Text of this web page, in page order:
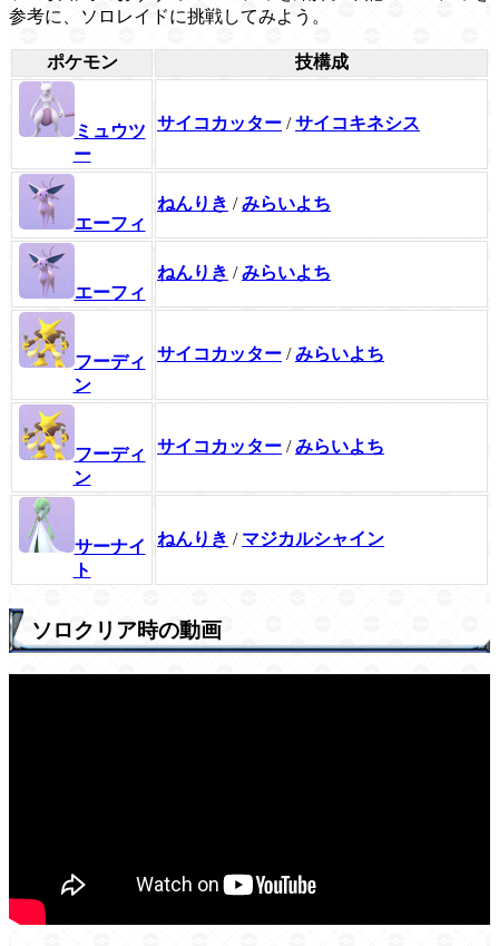
参考に、ソロレイドに挑戦してみよう。
ポケモン 技構成
ミュウツ
ー
サイコカッター /サイコキネシス
エーフィ
ねんりき /みらいよち
エーフィ
ねんりき /みらいよち
フーディ
ン
サイコカッター /みらいよち
フーディ
ン
サイコカッター /みらいよち
サーナイ
ト
ねんりき / マジカルシャイン
ソロクリア時の動画